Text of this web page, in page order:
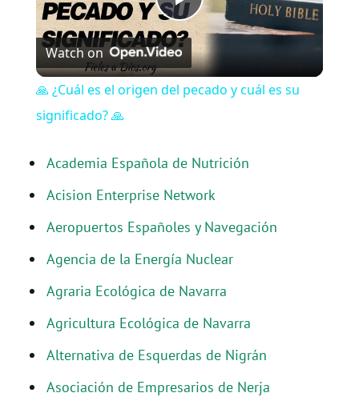
P
l
y
i
e
Watch on
🙏 ¿Cuál es el origen del pecado y cuál es su
significado? 🙏
Academia Española de Nutrición
Acision Enterprise Network
Aeropuertos Españoles y Navegación
Agencia de la Energía Nuclear
Agraria Ecológica de Navarra
Agricultura Ecológica de Navarra
Alternativa de Esquerdas de Nigrán
Asociación de Empresarios de Nerja